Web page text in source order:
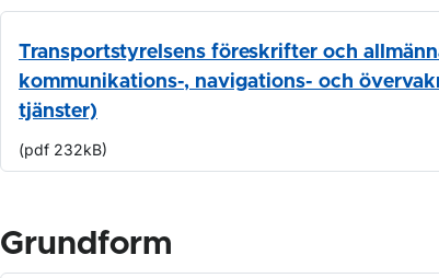
Transportstyrelsens föreskrifter och
kommunikations-, navigations- och
tjänster)
(pdf 232kB)
Grundform